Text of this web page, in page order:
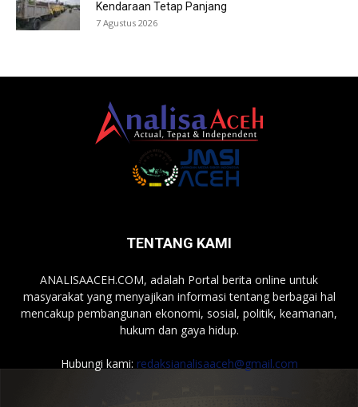
Kendaraan Tetap Panjang
7 Agustus 2026
TENTANG KAMI
ANALISAACEH.COM, adalah Portal berita online untuk
masyarakat yang menyajikan informasi tentang berbagai hal
mencakup pembangunan ekonomi, sosial, politik, keamanan,
hukum dan gaya hidup.
Hubungi kami: redaksianalisaaceh@gmail.com